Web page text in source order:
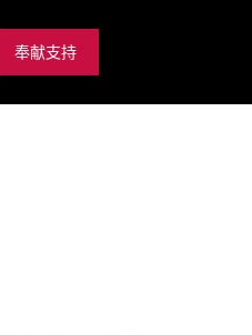
奉献支持
奉献支持